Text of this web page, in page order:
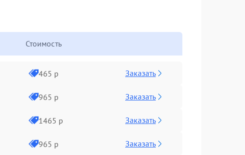
Стоимость
465 р Заказать
965 р Заказать
1465 р Заказать
965 р Заказать